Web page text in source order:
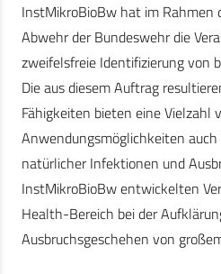
InstMikroBioBw hat im Rahmen
Abwehr der Bundeswehr die
zweifelsfreie Identifizierung von
Die aus diesem Auftrag
Fähigkeiten bieten eine Vielzahl
Anwendungsmöglichkeiten
natürlicher Infektionen und
InstMikroBioBw entwickelten
Health-Bereich bei der
Ausbruchsgeschehen von